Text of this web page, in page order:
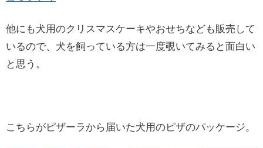
他にも犬用のクリスマスケーキやおせちなども販売して
いるので、犬を飼っている方は一度覗いてみると面白い
と思う。
こちらがピザーラから届いた犬用のピザのパッケージ。